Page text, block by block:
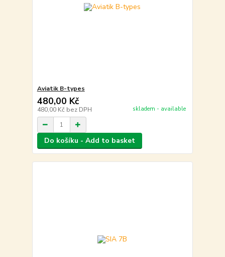
Aviatik B-types
480,00 Kč
480,00 Kč bez DPH skladem - available
Do košíku - Add to basket